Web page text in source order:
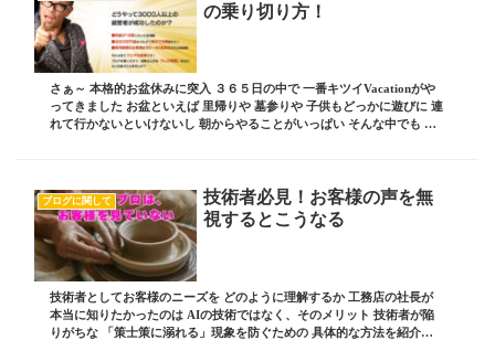
の乗り切り方！
さぁ～ 本格的お盆休みに突入 ３６５日の中で 一番キツイVacationがや
ってきました お盆といえば 里帰りや 墓参りや 子供もどっかに遊びに 連
れて行かないといけないし 朝からやることがいっぱい そんな中でも わ
ブログに関して
技術者必見！お客様の声を無
視するとこうなる
技術者としてお客様のニーズを どのように理解するか 工務店の社長が
本当に知りたかったのは AIの技術ではなく、そのメリット 技術者が陥
りがちな 「策士策に溺れる」現象を防ぐための 具体的な方法を紹介し